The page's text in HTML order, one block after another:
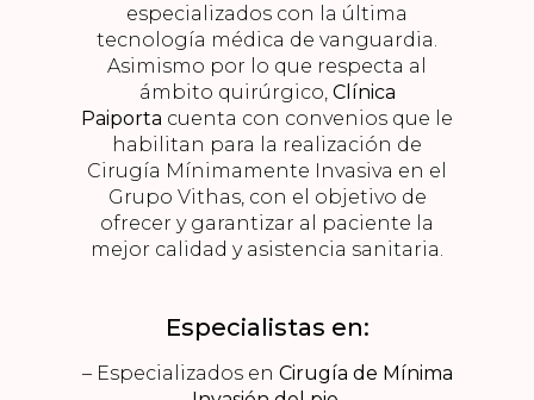
especializados con la última
tecnología médica de vanguardia.
Asimismo por lo que respecta al
ámbito quirúrgico, Clínica
Paiporta cuenta con convenios que le
habilitan para la realización de
Cirugía Mínimamente Invasiva en el
Grupo Vithas, con el objetivo de
ofrecer y garantizar al paciente la
mejor calidad y asistencia sanitaria.
Especialistas en:
– Especializados en Cirugía de Mínima